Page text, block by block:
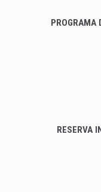
PROGRAMA
RESERVA